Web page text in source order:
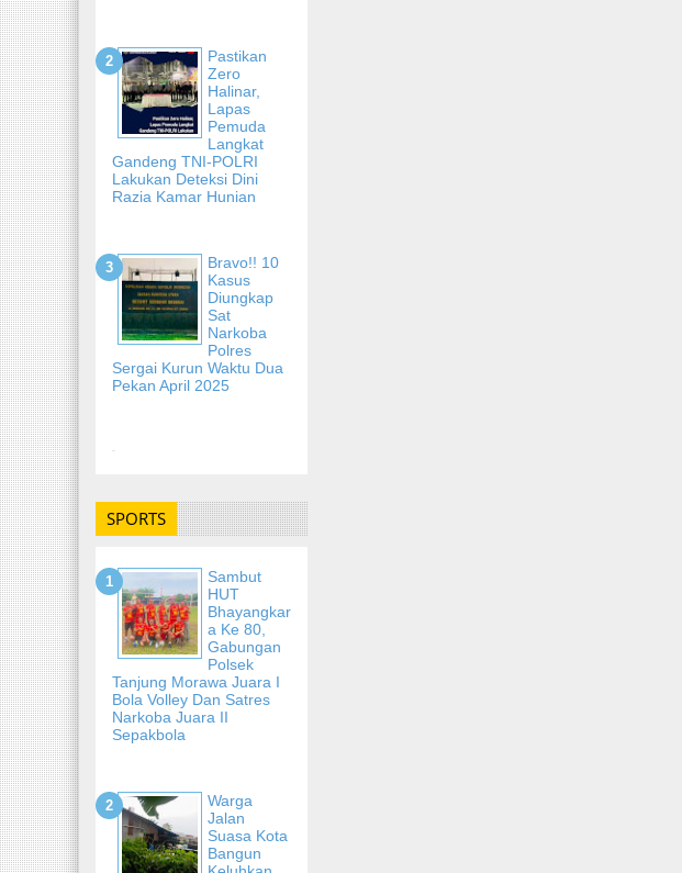
Pastikan
Zero
Halinar,
Lapas
Pemuda
Langkat
Gandeng TNI-POLRI
Lakukan Deteksi Dini
Razia Kamar Hunian
Bravo!! 10
Kasus
Diungkap
Sat
Narkoba
Polres
Sergai Kurun Waktu Dua
Pekan April 2025
-
SPORTS
Sambut
HUT
Bhayangkar
A Ke 80,
Gabungan
Polsek
Tanjung Morawa Juara I
Bola Volley Dan Satres
Narkoba Juara II
Sepakbola
Warga
Jalan
Suasa Kota
Bangun